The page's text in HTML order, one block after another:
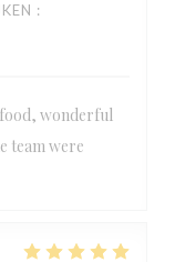
:
wonderful
team were